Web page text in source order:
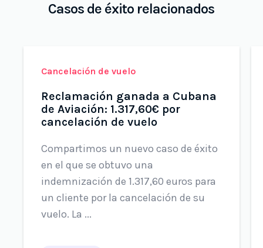
Casos de éxito relacionados
Cancelación de vuelo
Reclamación ganada a Cubana
de Aviación: 1.317,60€ por
cancelación de vuelo
Compartimos un nuevo caso de éxito
en el que se obtuvo una
indemnización de 1.317,60 euros para
un cliente por la cancelación de su
vuelo. La ...